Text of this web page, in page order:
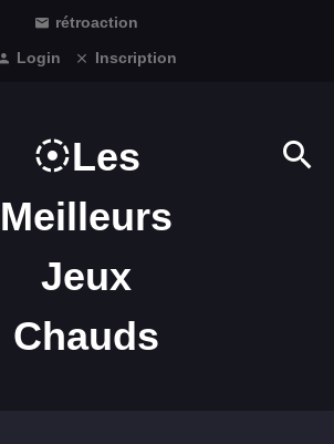
rétroaction
Login
Inscription
Les
Meilleurs
Jeux
Chauds